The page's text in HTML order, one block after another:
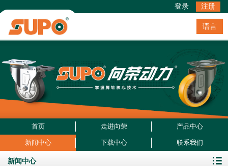
登录 注册
语言
首页 走进向荣 产品中心
新闻中心 下载中心 联系我们
新闻中心